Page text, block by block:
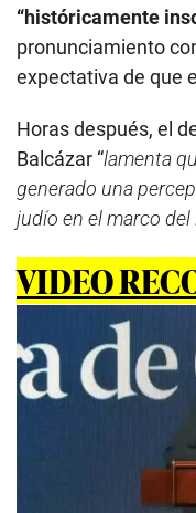
“históricamente
pronunciamiento
expectativa de que
Horas después, el
Balcázar “lamenta
generado una
judío en el marco del
VIDEO